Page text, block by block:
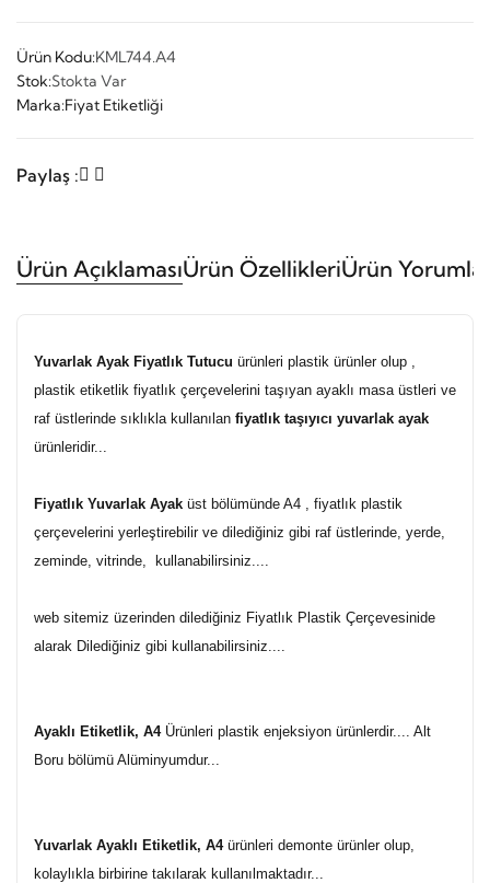
Ürün Kodu:KML744.A4
Stok:Stokta Var
Marka:Fiyat Etiketliği
Paylaş :
Ürün AçıklamasıÜrün ÖzellikleriÜrün
Yuvarlak Ayak Fiyatlık Tutucu ürünleri plastik ürünler olup ,
plastik etiketlik fiyatlık çerçevelerini taşıyan ayaklı masa üstleri ve
raf üstlerinde sıklıkla kullanılan fiyatlık taşıyıcı yuvarlak ayak
ürünleridir...
Fiyatlık Yuvarlak Ayak üst bölümünde A4 , fiyatlık plastik
çerçevelerini yerleştirebilir ve dilediğiniz gibi raf üstlerinde, yerde,
zeminde, vitrinde, kullanabilirsiniz....
web sitemiz üzerinden dilediğiniz Fiyatlık Plastik Çerçevesinide
alarak Dilediğiniz gibi kullanabilirsiniz....
Ayaklı Etiketlik, A4 Ürünleri plastik enjeksiyon ürünlerdir.... Alt
Boru bölümü Alüminyumdur...
Yuvarlak Ayaklı Etiketlik, A4 ürünleri demonte ürünler olup,
kolaylıkla birbirine takılarak kullanılmaktadır...